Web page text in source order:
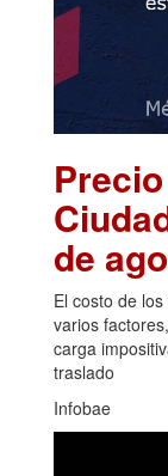
de
El costo de
varios
carga
traslado
Infobae